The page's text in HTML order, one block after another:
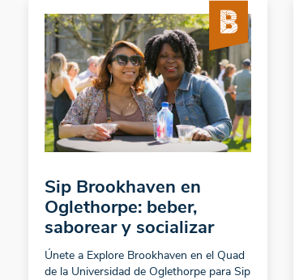
Sip Brookhaven en
Oglethorpe: beber,
saborear y socializar
Únete a Explore Brookhaven en el Quad
de la Universidad de Oglethorpe para Sip